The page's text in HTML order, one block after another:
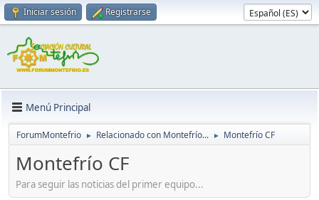
Iniciar sesión Registrarse
Menú Principal
ForumMontefrio ► Relacionado con Montefrío... ► Montefrío CF
Montefrío CF
Para seguir las noticias del primer equipo...